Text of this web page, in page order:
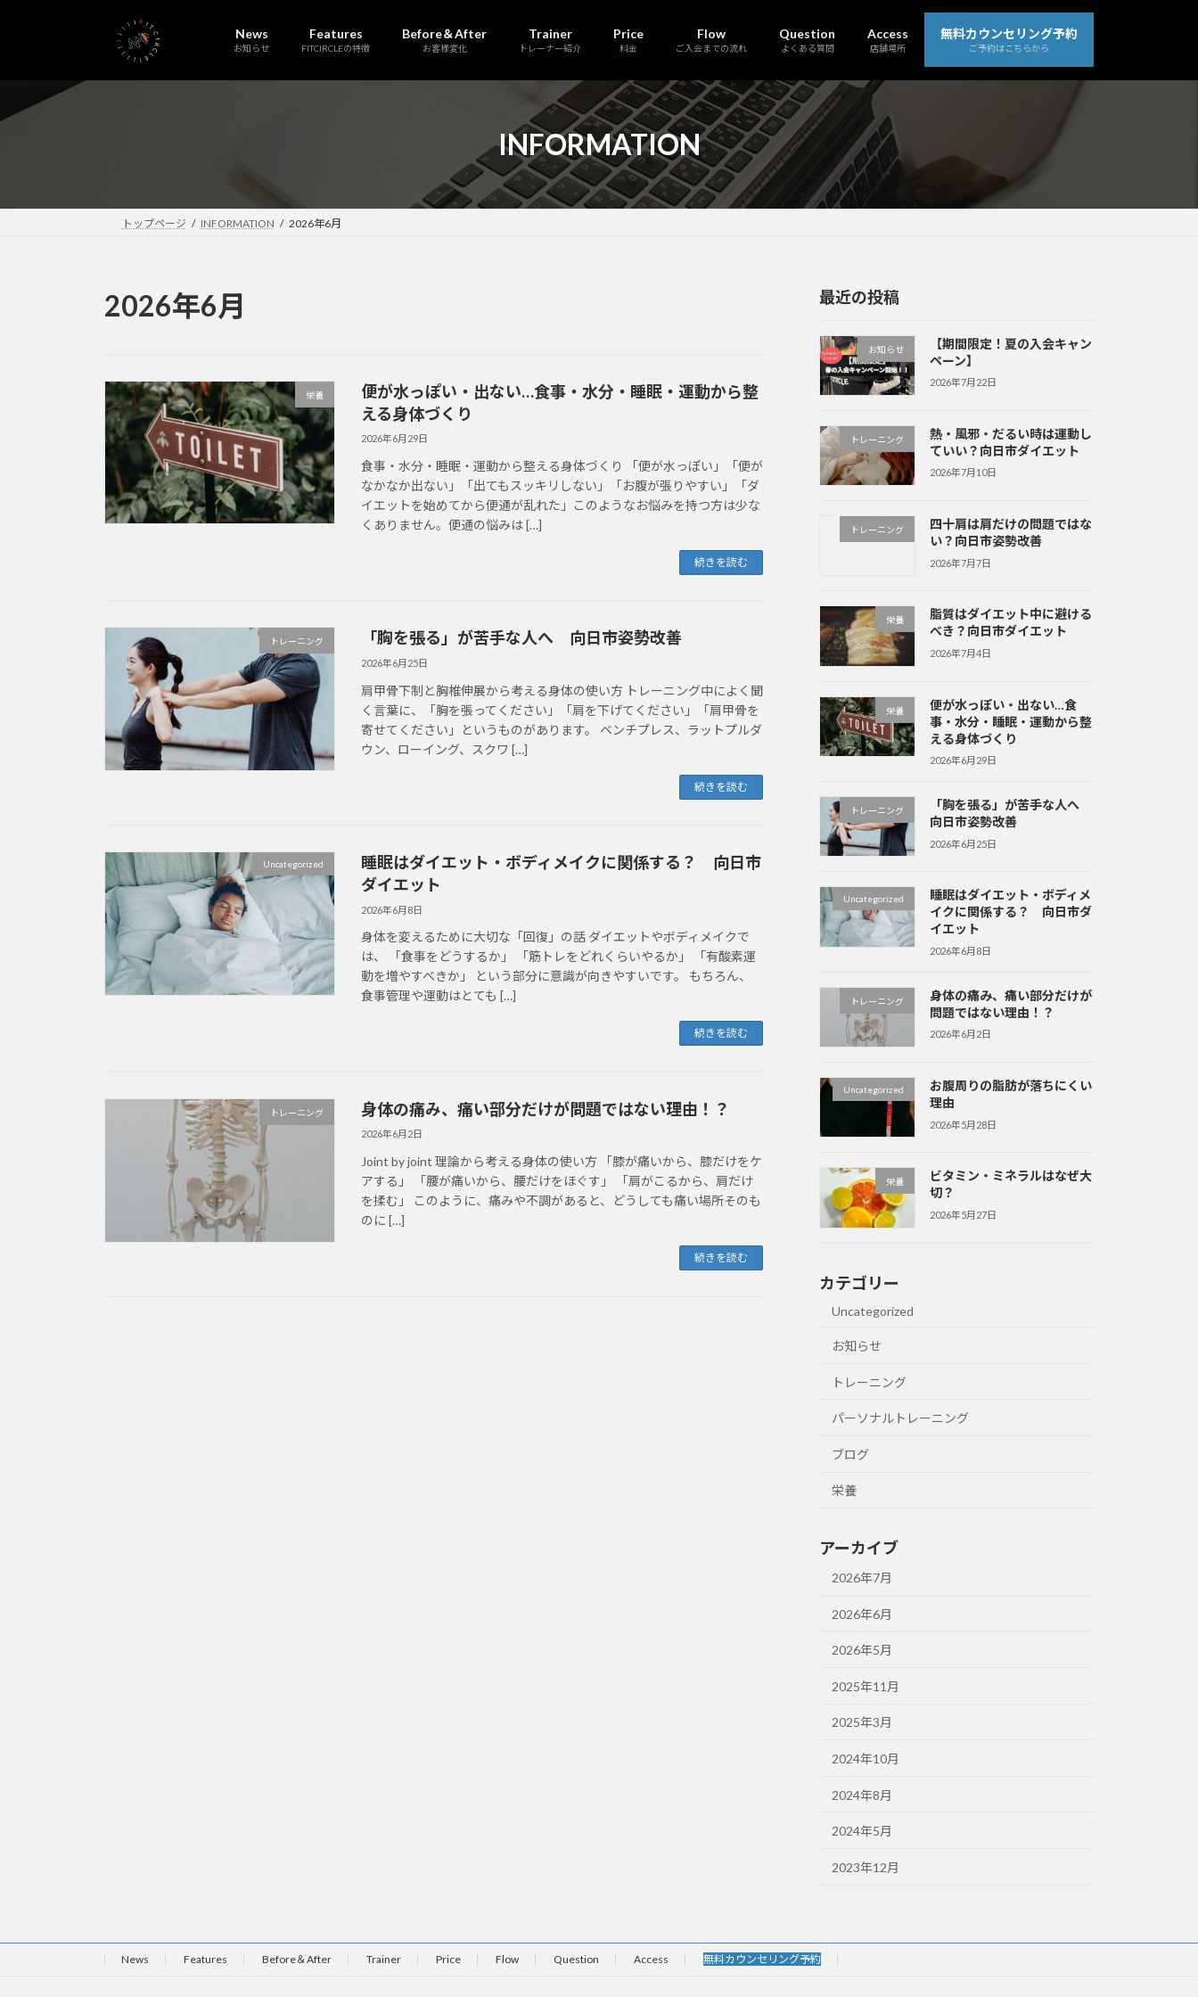
へ
ョ
News
お知らせ
Features
FITCIRCLEの特徴
Before＆After
お客様変化
Trainer
トレーナー紹介
Price
料金
Flow
ご入会までの流れ
Question
よくある質問
Access
店舗場所
無料カウンセリング予約
ご予約はこちらから
INFORMATION
トップページ INFORMATION 2026年6月
2026年6月
栄養
便が水っぽい・出ない…食事・水分・睡眠・運動から整
える身体づくり
2026年6月29日
食事・水分・睡眠・運動から整える身体づくり 「便が水っぽい」「便が
なかなか出ない」「出てもスッキリしない」「お腹が張りやすい」「ダ
イエットを始めてから便通が乱れた」このようなお悩みを持つ方は少な
くありません。便通の悩みは […]
続きを読む
トレーニング 「胸を張る」が苦手な人へ 向日市姿勢改善
2026年6月25日
肩甲骨下制と胸椎伸展から考える身体の使い方 トレーニング中によく聞
く言葉に、「胸を張ってください」「肩を下げてください」「肩甲骨を
寄せてください」というものがあります。 ベンチプレス、ラットプルダ
ウン、ローイング、スクワ […]
続きを読む
Uncategorized
睡眠はダイエット・ボディメイクに関係する？ 向日市
ダイエット
2026年6月8日
身体を変えるために大切な「回復」の話 ダイエットやボディメイクで
は、 「食事をどうするか」 「筋トレをどれくらいやるか」 「有酸素運
動を増やすべきか」 という部分に意識が向きやすいです。 もちろん、
食事管理や運動はとても […]
続きを読む
トレーニング 身体の痛み、痛い部分だけが問題ではない理由！？
2026年6月2日
Joint by joint 理論から考える身体の使い方 「膝が痛いから、膝だけをケ
アする」 「腰が痛いから、腰だけをほぐす」 「肩がこるから、肩だけ
を揉む」 このように、痛みや不調があると、どうしても痛い場所そのも
のに […]
続きを読む
最近の投稿
お知らせ
【期間限定！夏の入会キャン
ペーン】
2026年7月22日
トレーニング
熱・風邪・だるい時は運動し
ていい？向日市ダイエット
2026年7月10日
トレーニング
四十肩は肩だけの問題ではな
い？向日市姿勢改善
2026年7月7日
栄養
脂質はダイエット中に避ける
べき？向日市ダイエット
2026年7月4日
栄養
便が水っぽい・出ない…食
事・水分・睡眠・運動から整
える身体づくり
2026年6月29日
トレーニング
「胸を張る」が苦手な人へ
向日市姿勢改善
2026年6月25日
Uncategorized
睡眠はダイエット・ボディメ
イクに関係する？ 向日市ダ
イエット
2026年6月8日
トレーニング
身体の痛み、痛い部分だけが
問題ではない理由！？
2026年6月2日
Uncategorized
お腹周りの脂肪が落ちにくい
理由
2026年5月28日
栄養
ビタミン・ミネラルはなぜ大
切？
2026年5月27日
カテゴリー
Uncategorized
お知らせ
トレーニング
パーソナルトレーニング
ブログ
栄養
アーカイブ
2026年7月
2026年6月
2026年5月
2025年11月
2025年3月
2024年10月
2024年8月
2024年5月
2023年12月
News Features Before＆After Trainer Price Flow Question Access 無料カウンセリング予約